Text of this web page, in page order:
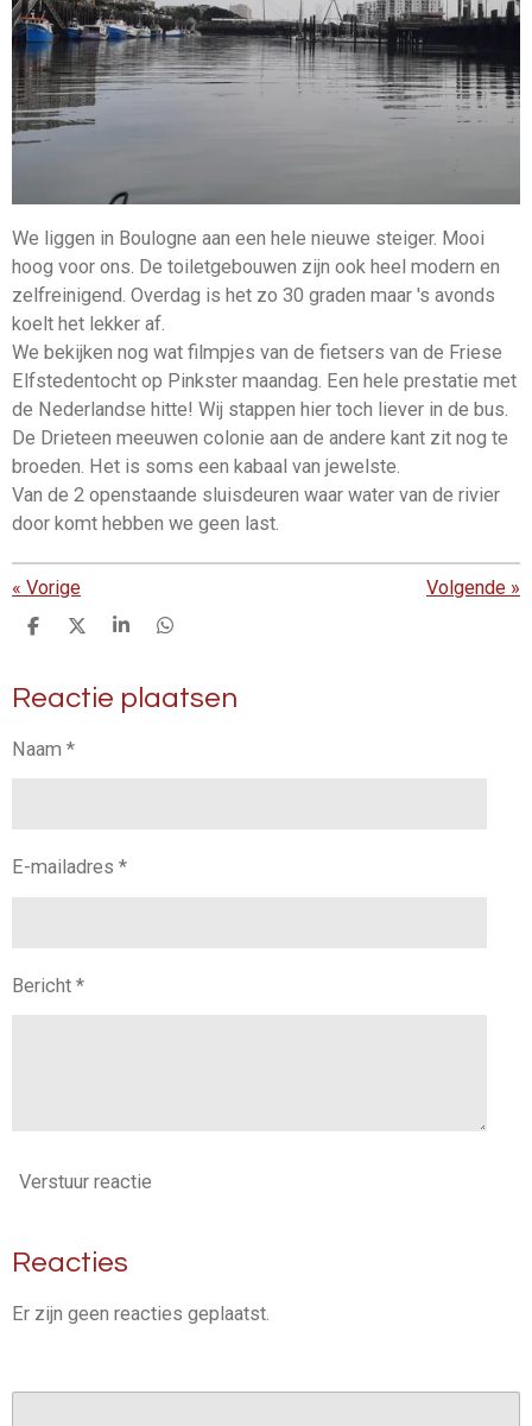
We liggen in Boulogne aan een hele nieuwe steiger. Mooi
hoog voor ons. De toiletgebouwen zijn ook heel modern en
zelfreinigend. Overdag is het zo 30 graden maar 's avonds
koelt het lekker af.
We bekijken nog wat filmpjes van de fietsers van de Friese
Elfstedentocht op Pinkster maandag. Een hele prestatie met
de Nederlandse hitte! Wij stappen hier toch liever in de bus.
De Drieteen meeuwen colonie aan de andere kant zit nog te
broeden. Het is soms een kabaal van jewelste.
Van de 2 openstaande sluisdeuren waar water van de rivier
door komt hebben we geen last.
« Vorige Volgende »
D
e
n
D
l
S
r
e
D
e
n
Reactie plaatsen
Naam *
E-mailadres *
Bericht *
Verstuur reactie
Reacties
Er zijn geen reacties geplaatst.